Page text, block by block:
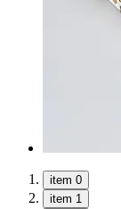
item 0
item 1